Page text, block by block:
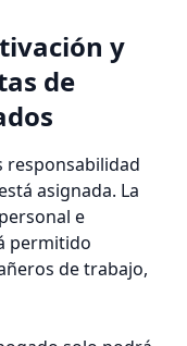
y
de
responsabilidad
asignada. La
e
permitido
de trabajo,